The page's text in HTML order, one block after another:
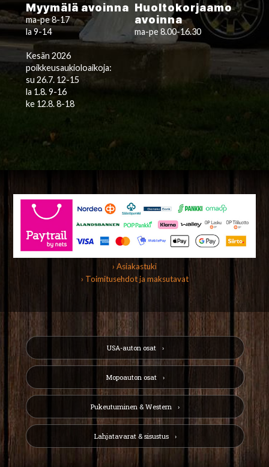
Myymälä avoinna
ma-pe 8-17
la 9-14
Kesän 2026
poikkeusaukioloaikoja:
su 26.7. 12-15
la 1.8. 9-16
ke 12.8. 8-18
Huoltokorjaamo
avoinna
ma-pe 8.00-16.30
› Asiakastuki
› Toimitusehdot ja maksutavat
USA-auton osat
Mopoauton osat
Pukeutuminen & Western
Lahjatavarat & sisustus